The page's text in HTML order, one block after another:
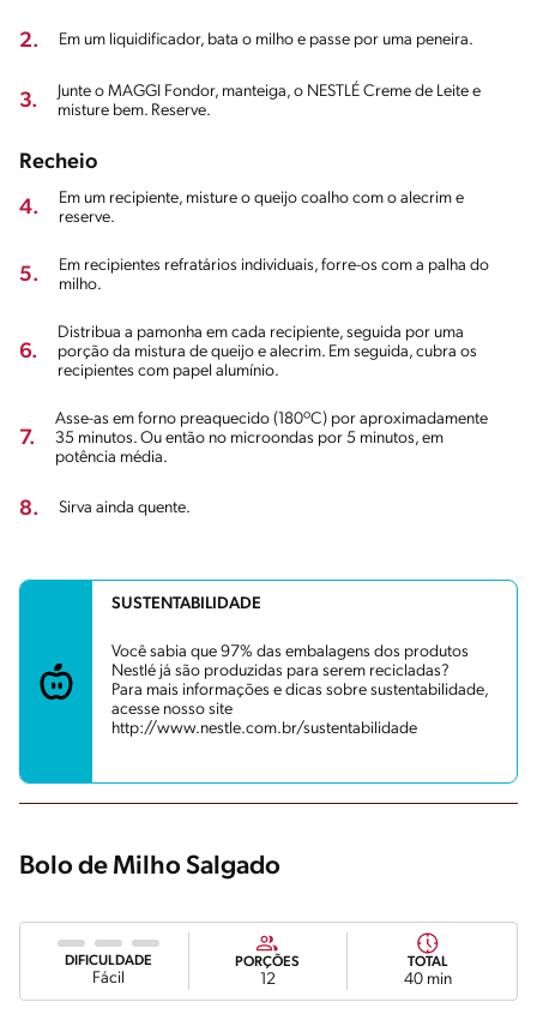
2. Em um liquidificador, bata o milho e passe por uma peneira.
3.
Junte o MAGGI Fondor, manteiga, o NESTLÉ Creme de Leite e
misture bem. Reserve.
Recheio
4.
Em um recipiente, misture o queijo coalho com o alecrim e
reserve.
5.
Em recipientes refratários individuais, forre-os com a palha do
milho.
6.
Distribua a pamonha em cada recipiente, seguida por uma
porção da mistura de queijo e alecrim. Em seguida, cubra os
recipientes com papel alumínio.
7.
Asse-as em forno preaquecido (180ºC) por aproximadamente
35 minutos. Ou então no microondas por 5 minutos, em
potência média.
8. Sirva ainda quente.
SUSTENTABILIDADE
Você sabia que 97% das embalagens dos produtos
Nestlé já são produzidas para serem recicladas?
Para mais informações e dicas sobre sustentabilidade,
acesse nosso site
http://www.nestle.com.br/sustentabilidade
Bolo de Milho Salgado
DIFICULDADE
Fácil
PORÇÕES
12
TOTAL
40 min